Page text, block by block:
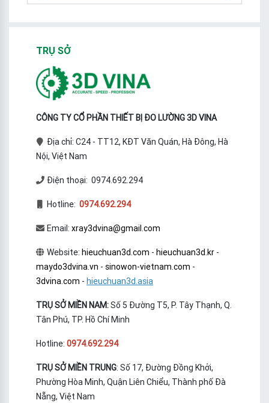
TRỤ SỞ
CÔNG TY CỔ PHẦN THIẾT BỊ ĐO LƯỜNG 3D VINA
Địa chỉ: C24 - TT12, KĐT Văn Quán, Hà Đông, Hà
Nội, Việt Nam
Điện thoại: 0974.692.294
Hotline: 0974.692.294
Email: xray3dvina@gmail.com
Website: hieuchuan3d.com - hieuchuan3d.kr-
maydo3dvina.vn - sinowon-vietnam.com -
3dvina.com - hieuchuan3d.asia
TRỤ SỞ MIỀN NAM:Số 5 Đường T5, P. Tây Thạnh, Q.
Tân Phú, TP. Hồ Chí Minh
Hotline: 0974.692.294
TRỤ SỞ MIỀN TRUNG: Số 17, Đường Đồng Khởi,
Phường Hòa Minh, Quận Liên Chiểu, Thành phố Đà
Nẵng, Việt Nam